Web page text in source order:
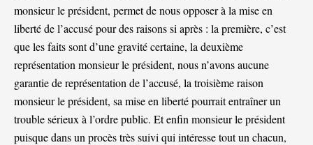
monsieur le président, permet de nous opposer à la mise en
liberté de l’accusé pour des raisons si après : la première, c’est
que les faits sont d’une gravité certaine, la deuxième
représentation monsieur le président, nous n’avons aucune
garantie de représentation de l’accusé, la troisième raison
monsieur le président, sa mise en liberté pourrait entraîner un
trouble sérieux à l’ordre public. Et enfin monsieur le président
puisque dans un procès très suivi qui intéresse tout un chacun,